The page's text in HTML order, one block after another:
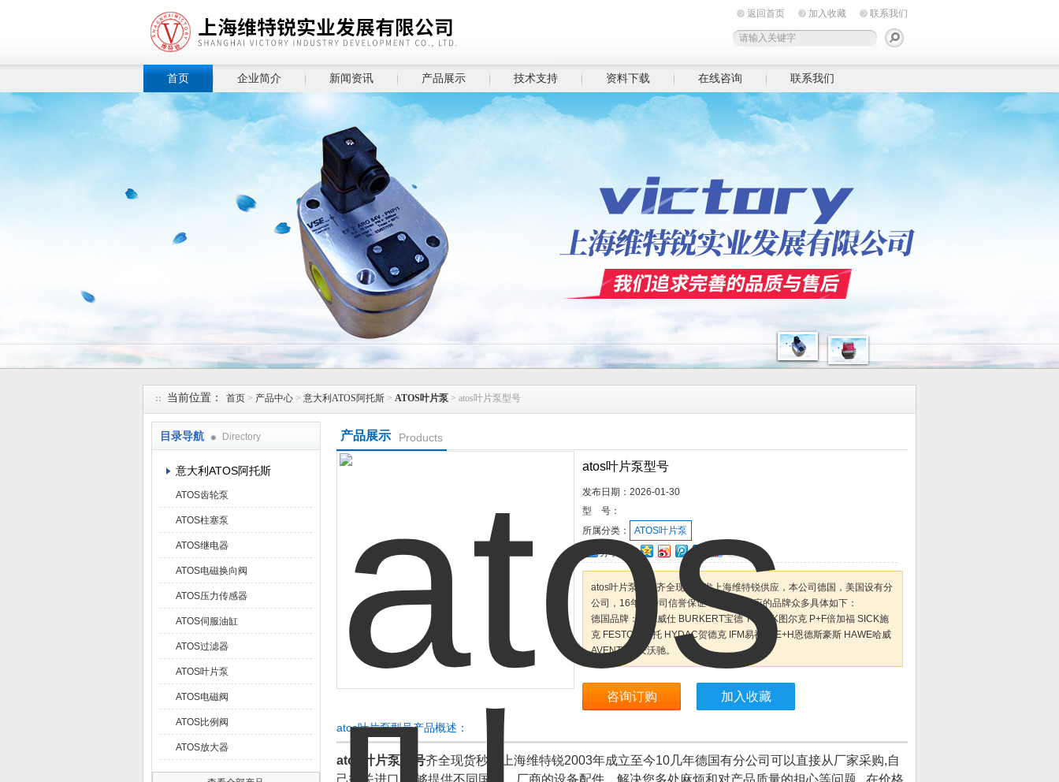
上海维特锐实业发展有限公司
返回首页 加入收藏 联系我们
首页 企业简介 新闻资讯 产品展示 技术支持 资料下载 在线咨询 联系我们
当前位置： 首页 > 产品中心 > 意大利ATOS阿托斯 > ATOS叶片泵 > atos叶片泵型号
目录导航 Directory
意大利ATOS阿托斯
ATOS齿轮泵
ATOS柱塞泵
ATOS继电器
ATOS电磁换向阀
ATOS压力传感器
ATOS伺服油缸
ATOS过滤器
ATOS叶片泵
ATOS电磁阀
ATOS比例阀
ATOS放大器
产品展示 Products
atos叶片泵型号
发布日期： 2026-01-30
型 号：
所属分类：
ATOS叶片泵
分享到：
atos叶片泵型号齐全现货秒发上海维特锐供应，本公司德国，美国设有分
公司，16年老公司信誉保证，本公司供应的品牌众多具体如下：
德国品牌：VSE威仕 BURKERT宝德 TURCK图尔克 P+F倍加福 SICK施
克 FESTO费斯托 HYDAC贺德克 IFM易福门 E+H恩德斯豪斯 HAWE哈威
AVENTISC安沃驰。
咨询订购 加入收藏
atos叶片泵型号产品概述：
atos叶片泵型号齐全现货秒发上海维特锐2003年成立至今10几年德国有分公司可以直接从厂家采购,自
己报关进口,能够提供不同国别、厂商的设备配件，解决您多处麻烦和对产品质量的担心等问题 , 在价格